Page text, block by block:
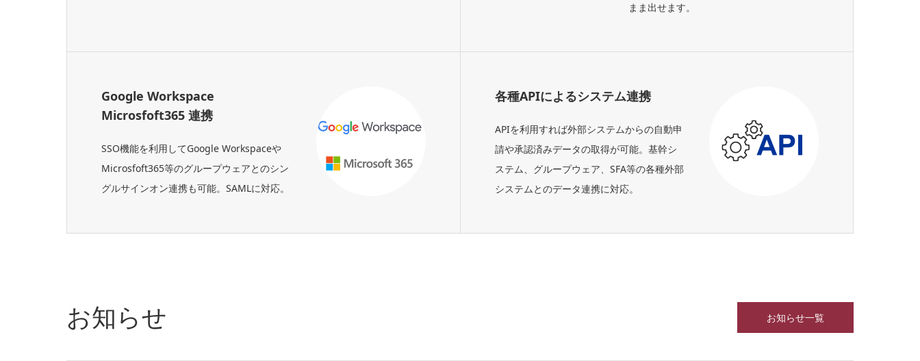
まま出せます。
Google Workspace
Microsfoft365 連携
SSO機能を利用してGoogle Workspaceや
Microsfoft365等のグループウェアとのシン
グルサインオン連携も可能。SAMLに対応。
各種APIによるシステム連携
APIを利用すれば外部システムからの自動申
請や承認済みデータの取得が可能。基幹シ
ステム、グループウェア、SFA等の各種外部
システムとのデータ連携に対応。
お知らせ お知らせ一覧